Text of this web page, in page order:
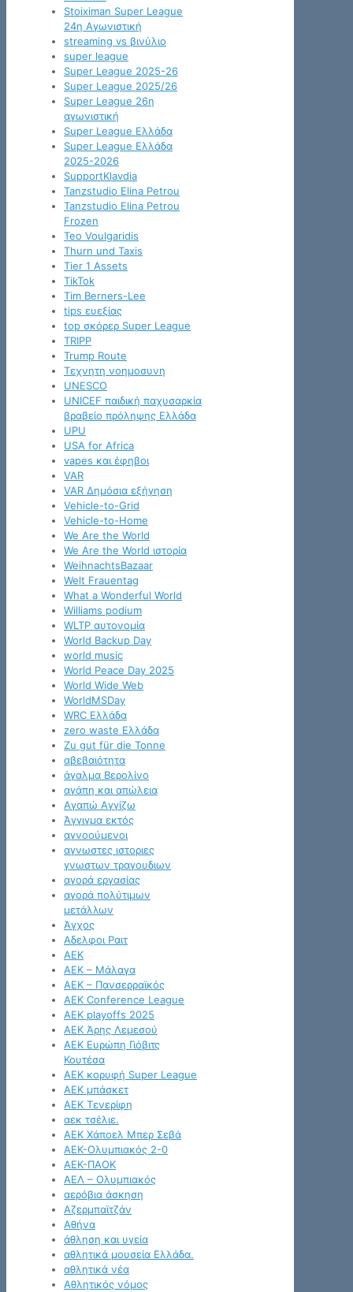
Stoiximan Super League
24η Αγωνιστική
streaming vs βινύλιο
super league
Super League 2025-26
Super League 2025/26
Super League 26η
αγωνιστική
Super League Ελλάδα
Super League Ελλάδα
2025-2026
SupportKlavdia
Tanzstudio Elina Petrou
Tanzstudio Elina Petrou
Frozen
Teo Voulgaridis
Thurn und Taxis
Tier 1 Assets
TikTok
Tim Berners-Lee
tips ευεξίας
top σκόρερ Super League
TRIPP
Trump Route
Tεχνητη νοημοσυνη
UNESCO
UNICEF παιδική παχυσαρκία
βραβείο πρόληψης Ελλάδα
UPU
USA for Africa
vapes και έφηβοι
VAR
VAR Δημόσια εξήγηση
Vehicle-to-Grid
Vehicle-to-Home
We Are the World
We Are the World ιστορία
WeihnachtsBazaar
Welt Frauentag
What a Wonderful World
Williams podium
WLTP αυτονομία
World Backup Day
world music
World Peace Day 2025
World Wide Web
WorldMSDay
WRC Ελλάδα
zero waste Ελλάδα
Zu gut für die Tonne
αβεβαιότητα
άγαλμα Βερολίνο
αγάπη και απώλεια
Αγαπώ Αγγίζω
Άγγιγμα εκτός
αγνοούμενοι
αγνωστες ιστοριες
γνωστων τραγουδιων
αγορά εργασίας
αγορά πολύτιμων
μετάλλων
Άγχος
Αδελφοι Ραιτ
ΑΕΚ
ΑΕΚ – Μάλαγα
ΑΕΚ – Πανσερραϊκός
ΑΕΚ Conference League
ΑΕΚ playoffs 2025
ΑΕΚ Άρης Λεμεσού
ΑΕΚ Ευρώπη Γιόβιτς
Κουτέσα
ΑΕΚ κορυφή Super League
ΑΕΚ μπάσκετ
ΑΕΚ Τενερίφη
αεκ τσέλιε.
ΑΕΚ Χάποελ Μπερ Σεβά
ΑΕΚ-Ολυμπιακός 2-0
ΑΕΚ-ΠΑΟΚ
ΑΕΛ – Ολυμπιακός
αερόβια άσκηση
Αζερμπαϊτζάν
Αθήνα
άθληση και υγεία
αθλητικά μουσεία Ελλάδα.
αθλητικά νέα
Αθλητικός νόμος